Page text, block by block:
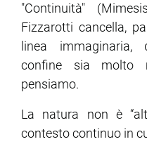
"Continuità"
Fizzarotti cancella,
linea immaginaria,
confine sia molto
pensiamo.
La natura non è
contesto continuo in